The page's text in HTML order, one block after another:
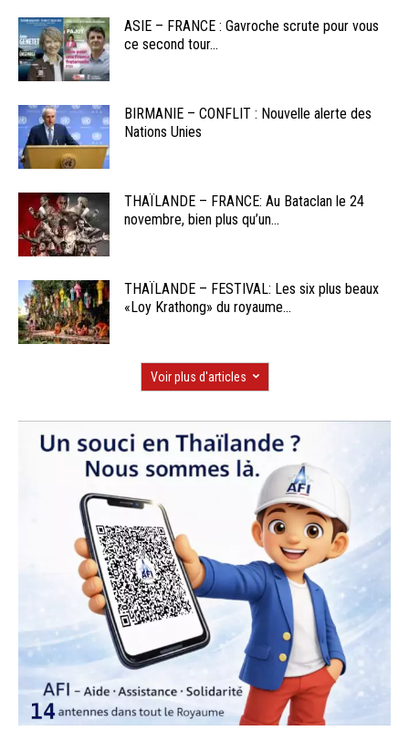
ASIE – FRANCE : Gavroche scrute pour vous
ce second tour...
BIRMANIE – CONFLIT : Nouvelle alerte des
Nations Unies
THAÏLANDE – FRANCE: Au Bataclan le 24
novembre, bien plus qu’un...
THAÏLANDE – FESTIVAL: Les six plus beaux
«Loy Krathong» du royaume...
Voir plus d'articles